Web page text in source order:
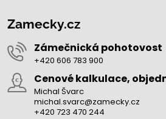
Zamecky.cz
Zámečnická pohotovost
+420 606 783 900
Cenové kalkulace,
Michal Švarc
michal.svarc@zamecky.cz
+420 723 470 244